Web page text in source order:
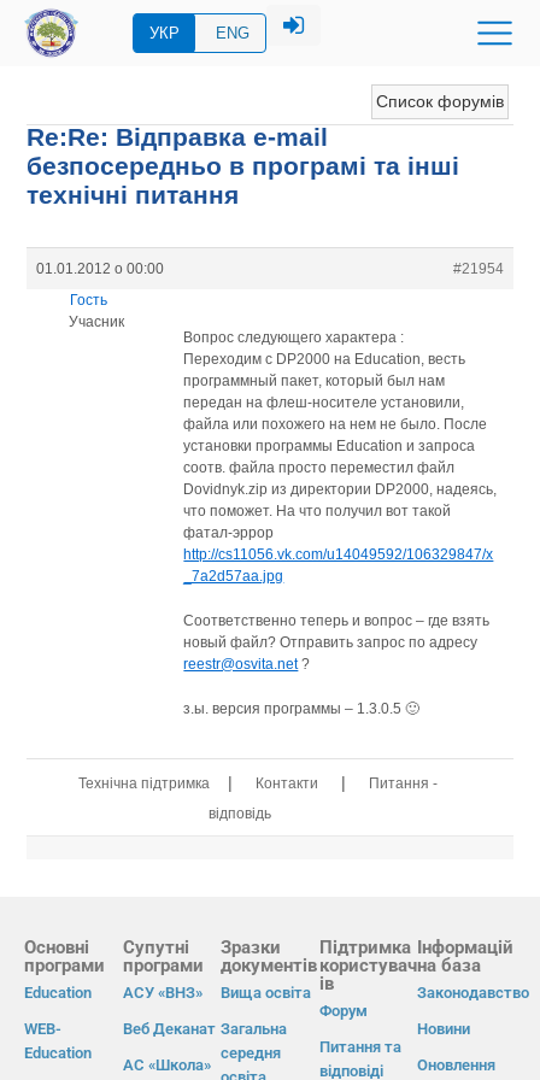
УКР ENG
Список форумів
Re:Re: Відправка e-mail
безпосередньо в програмі та інші
технічні питання
01.01.2012 о 00:00
#21954
Гость
Учасник
Вопрос следующего характера :
Переходим с DP2000 на Education, весть
программный пакет, который был нам
передан на флеш-носителе установили,
файла или похожего на нем не было. После
установки программы Education и запроса
соотв. файла просто переместил файл
Dovidnyk.zip из директории DP2000, надеясь,
что поможет. На что получил вот такой
фатал-эррор
http://cs11056.vk.com/u14049592/106329847/x
_7a2d57aa.jpg
Соответственно теперь и вопрос – где взять
новый файл? Отправить запрос по адресу
reestr@osvita.net?
з.ы. версия программы – 1.3.0.5 🙂
Технічна підтримка | Контакти |
Питання -
відповідь
Основні
програми
Education
WEB-
Education
Супутні
програми
АСУ «ВНЗ»
Веб Деканат
АС «Школа»
Зразки
документів
Вища освіта
Загальна
середня
Підтримка
користувач
ів
Форум
Питання та
відповіді
Інформацій
на база
Законодавство
Новини
Оновлення